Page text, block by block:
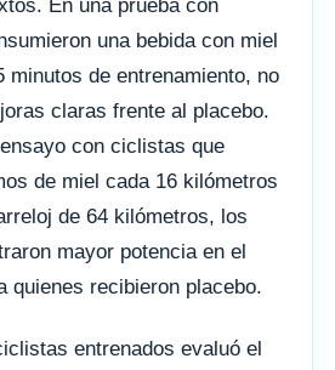
En una prueba con
una bebida con miel
minutos de entrenamiento, no
claras frente al placebo.
con ciclistas que
de miel cada 16 kilómetros
de 64 kilómetros, los
mayor potencia en el
quienes recibieron placebo.
entrenados evaluó el